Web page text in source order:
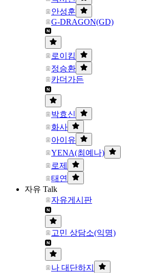
안성훈
G-DRAGON(GD)
로이킴
정승환
카더가든
박효신
화사
아이유
YENA(최예나)
로제
태연
자유 Talk
자유게시판
고민 상담소(익명)
나 대단하지